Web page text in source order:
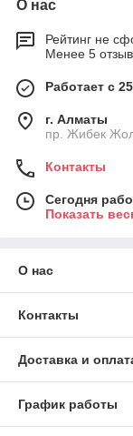
О нас
Рейтинг не
Менее 5
Работает с
г. Алматы
пр. Жибек
Контакты
Сегодня
Показать
О нас
Контакты
Доставка и
График работы